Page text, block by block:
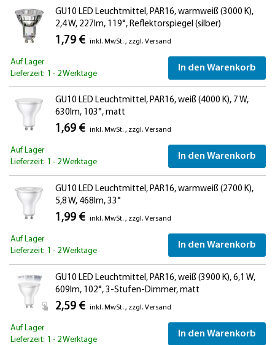
GU10 LED Leuchtmittel, PAR16, warmweiß (3000 K),
2,4 W, 227lm, 119°, Reflektorspiegel (silber)
1,79 € inkl. MwSt. , zzgl. Versand
Auf Lager
Lieferzeit: 1 - 2 Werktage
In den Warenkorb
GU10 LED Leuchtmittel, PAR16, weiß (4000 K), 7 W,
630lm, 103°, matt
1,69 € inkl. MwSt. , zzgl. Versand
Auf Lager
Lieferzeit: 1 - 2 Werktage
In den Warenkorb
GU10 LED Leuchtmittel, PAR16, warmweiß (2700 K),
5,8 W, 468lm, 33°
1,99 € inkl. MwSt. , zzgl. Versand
Auf Lager
Lieferzeit: 1 - 2 Werktage
In den Warenkorb
GU10 LED Leuchtmittel, PAR16, weiß (3900 K), 6,1 W,
609lm, 102°, 3-Stufen-Dimmer, matt
2,59 € inkl. MwSt. , zzgl. Versand
Auf Lager
Lieferzeit: 1 - 2 Werktage
In den Warenkorb